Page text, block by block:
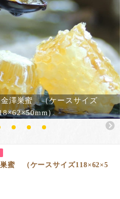
金澤巣蜜 （ケースサイズ
）
巣蜜 （ケースサイズ118×62×5